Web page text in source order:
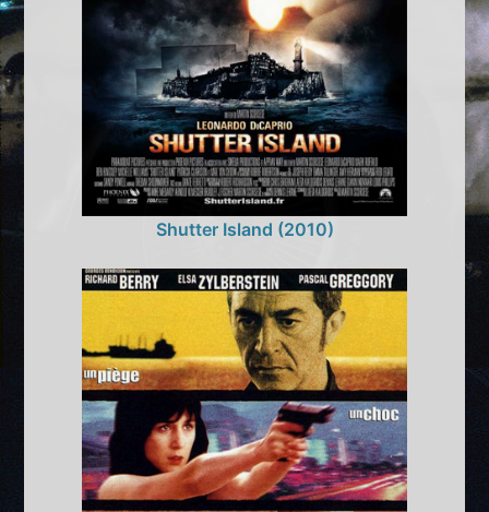
Shutter Island (2010)